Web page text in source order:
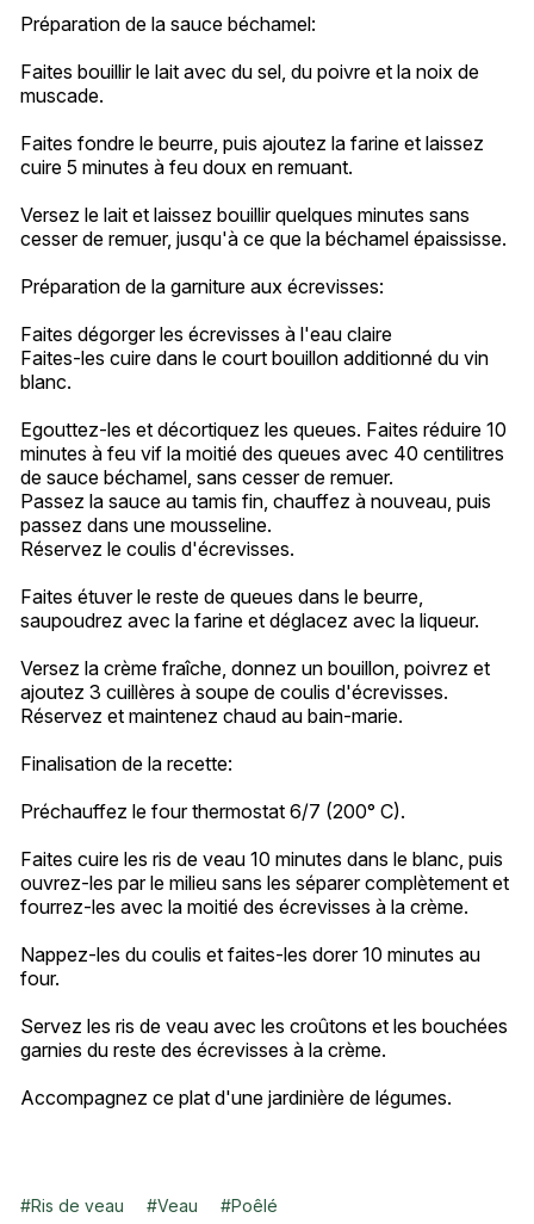
Préparation de la sauce béchamel:
Faites bouillir le lait avec du sel, du poivre et la noix de
muscade.
Faites fondre le beurre, puis ajoutez la farine et laissez
cuire 5 minutes à feu doux en remuant.
Versez le lait et laissez bouillir quelques minutes sans
cesser de remuer, jusqu'à ce que la béchamel épaississe.
Préparation de la garniture aux écrevisses:
Faites dégorger les écrevisses à l'eau claire
Faites-les cuire dans le court bouillon additionné du vin
blanc.
Egouttez-les et décortiquez les queues. Faites réduire 10
minutes à feu vif la moitié des queues avec 40 centilitres
de sauce béchamel, sans cesser de remuer.
Passez la sauce au tamis fin, chauffez à nouveau, puis
passez dans une mousseline.
Réservez le coulis d'écrevisses.
Faites étuver le reste de queues dans le beurre,
saupoudrez avec la farine et déglacez avec la liqueur.
Versez la crème fraîche, donnez un bouillon, poivrez et
ajoutez 3 cuillères à soupe de coulis d'écrevisses.
Réservez et maintenez chaud au bain-marie.
Finalisation de la recette:
Préchauffez le four thermostat 6/7 (200° C).
Faites cuire les ris de veau 10 minutes dans le blanc, puis
ouvrez-les par le milieu sans les séparer complètement et
fourrez-les avec la moitié des écrevisses à la crème.
Nappez-les du coulis et faites-les dorer 10 minutes au
four.
Servez les ris de veau avec les croûtons et les bouchées
garnies du reste des écrevisses à la crème.
Accompagnez ce plat d'une jardinière de légumes.
#Ris de veau #Veau #Poêlé